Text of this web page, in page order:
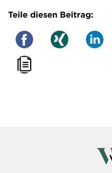
Teile diesen Beitrag: